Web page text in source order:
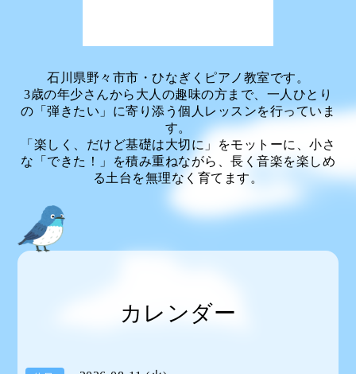
石川県野々市市・ひなぎくピアノ教室です。
3歳の年少さんから大人の趣味の方まで、一人ひとり
の「弾きたい」に寄り添う個人レッスンを行っていま
す。
「楽しく、だけど基礎は大切に」をモットーに、小さ
な「できた！」を積み重ねながら、長く音楽を楽しめ
る土台を無理なく育てます。
カレンダー